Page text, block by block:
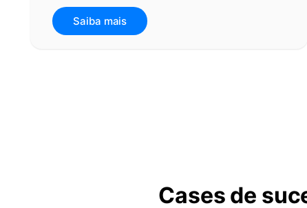
Saiba mais
Cases de